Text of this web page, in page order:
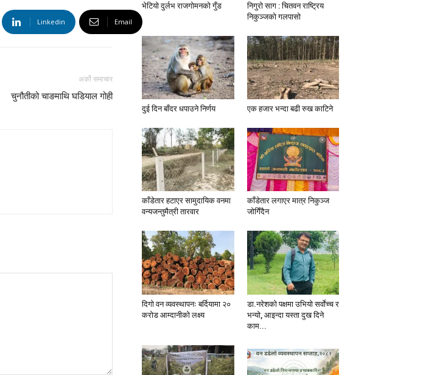
Linkedin Email
अर्को समाचार
चुनौतीको चाङमाथि घडियाल गोही
भेटियो दुर्लभ राजगोमनको गुँड
निगुरो साग : चितवन राष्ट्रिय
निकुञ्जको गलपासो
दुई दिन बाँदर धपाउने निर्णय एक हजार भन्दा बढी रुख काटिने
काँडेतार हटाएर सामुदायिक वनमा
वन्यजन्तुमैत्री तारवार
काँडेतार लगाएर मात्र निकुञ्ज
जोगिँदैन
दिगो वन व्यवस्थापनः बर्दियामा २०
करोड आम्दानीको लक्ष्य
डा.नरेशको पक्षमा उभियो सर्वाेच्च र
भन्यो, आइन्दा यस्ता दुख दिने
काम...